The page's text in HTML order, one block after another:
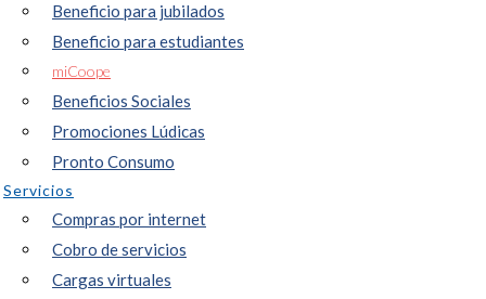
Beneficio para jubilados
Beneficio para estudiantes
miCoope
Beneficios Sociales
Promociones Lúdicas
Pronto Consumo
Servicios
Compras por internet
Cobro de servicios
Cargas virtuales